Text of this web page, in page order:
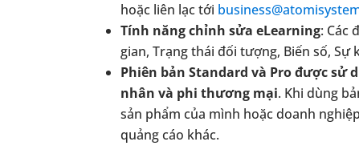
hoặc liên lạc tới
Tính năng chỉnh sửa eLearning: Các
gian, Trạng thái đối tượng, Biến số, Sự
Phiên bản Standard và Pro được sử
nhân và phi thương mại. Khi dùng
sản phẩm của mình hoặc doanh
quảng cáo khác.